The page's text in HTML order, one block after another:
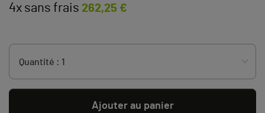
4x sans frais 262,25 €
Ajouter au panier